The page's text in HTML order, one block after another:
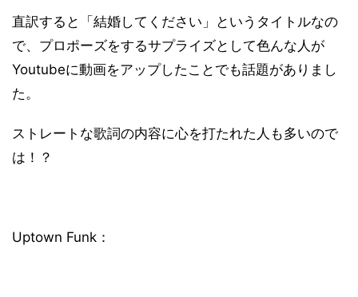
直訳すると「結婚してください」というタイトルなの
で、プロポーズをするサプライズとして色んな人が
Youtubeに動画をアップしたことでも話題がありまし
た。
ストレートな歌詞の内容に心を打たれた人も多いので
は！？
Uptown Funk：